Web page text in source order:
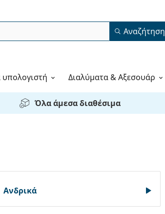
Αναζήτηση
υπολογιστή Διαλύματα & Αξεσουάρ
Όλα άμεσα διαθέσιμα
Ανδρικά